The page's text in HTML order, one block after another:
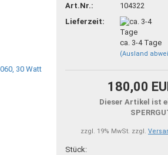
Art.Nr.:
104322
Lieferzeit:
ca. 3-4 Tage
(Ausland
180,00
Dieser Artikel ist
zzgl. 19% MwSt. zzgl.
Stück: